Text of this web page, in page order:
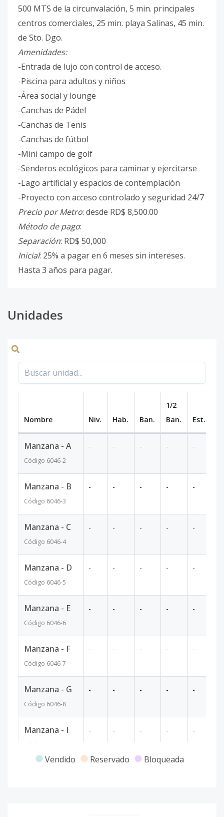
500 MTS de la circunvalación, 5 min. principales
centros comerciales, 25 min. playa Salinas, 45 min.
de Sto. Dgo.
Amenidades:
-Entrada de lujo con control de acceso.
-Piscina para adultos y niños
-Área social y lounge
-Canchas de Pádel
-Canchas de Tenis
-Canchas de fútbol
-Mini campo de golf
-Senderos ecológicos para caminar y ejercitarse
-Lago artificial y espacios de contemplación
-Proyecto con acceso controlado y seguridad 24/7
Precio por Metro: desde RD$ 8,500.00
Método de pago:
Separación: RD$ 50,000
Inicial: 25% a pagar en 6 meses sin intereses.
Hasta 3 años para pagar.
Unidades
Nombre Niv. Hab. Ban.
1/2
Ban.
Est.
Manzana - A
Código 6046-2
- - - - -
Manzana - B
Código 6046-3
- - - - -
Manzana - C
Código 6046-4
- - - - -
Manzana - D
Código 6046-5
- - - - -
Manzana - E
Código 6046-6
- - - - -
Manzana - F
Código 6046-7
- - - - -
Manzana - G
Código 6046-8
- - - - -
Manzana - I
Código
- - - - -
Vendido Reservado Bloqueada